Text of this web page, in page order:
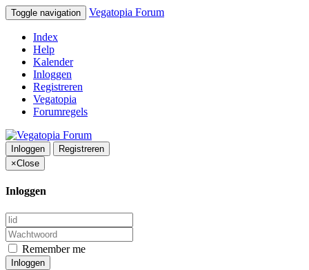
Toggle navigation Vegatopia Forum
Index
Help
Kalender
Inloggen
Registreren
Vegatopia
Forumregels
Inloggen
Registreren
×Close
Inloggen
Remember me
Inloggen